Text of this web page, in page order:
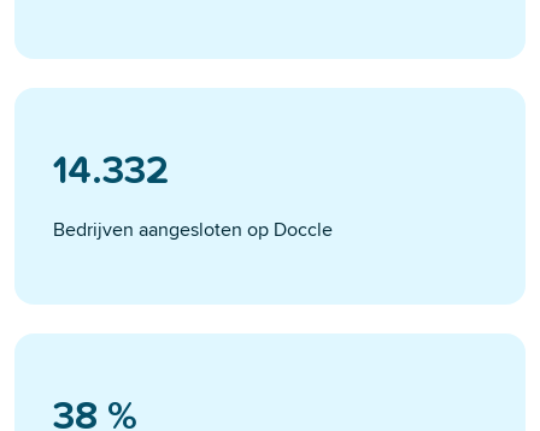
17.548
Bedrijven aangesloten op Doccle
47 %